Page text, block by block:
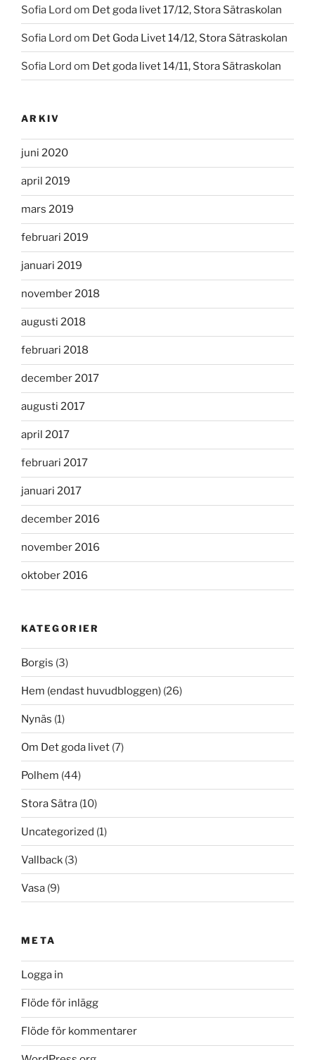
Sofia Lord om Det goda livet 17/12, Stora Sätraskolan
Sofia Lord om Det Goda Livet 14/12, Stora Sätraskolan
Sofia Lord om Det goda livet 14/11, Stora Sätraskolan
ARKIV
juni 2020
april 2019
mars 2019
februari 2019
januari 2019
november 2018
augusti 2018
februari 2018
december 2017
augusti 2017
april 2017
februari 2017
januari 2017
december 2016
november 2016
oktober 2016
KATEGORIER
Borgis (3)
Hem (endast huvudbloggen) (26)
Nynäs (1)
Om Det goda livet (7)
Polhem (44)
Stora Sätra (10)
Uncategorized (1)
Vallback (3)
Vasa (9)
META
Logga in
Flöde för inlägg
Flöde för kommentarer